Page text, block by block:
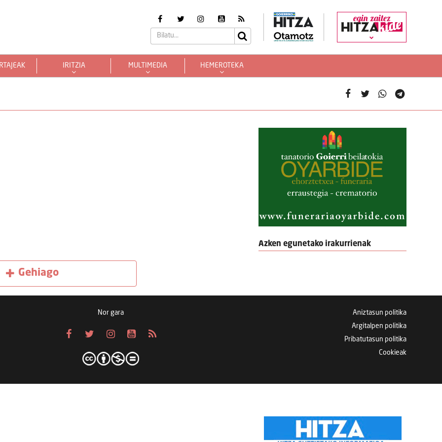
egin zaitez
IRITZIA MULTIMEDIA HEMEROTEKA
Gehiago
Azken egunetako irakurrienak
Nor gara
Aniztasun politika
Argitalpen politika
Pribatutasun politika
Cookieak